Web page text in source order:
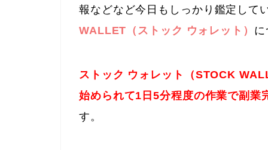
報などなど今日もしっかり鑑定して
WALLET（ストック ウォレット）
ストック ウォレット（STOCK
始められて1日5分程度の作業で副業
す。